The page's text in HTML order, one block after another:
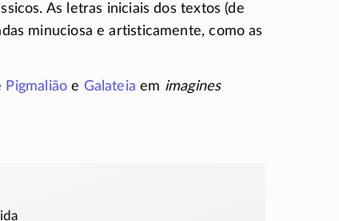
As letras iniciais dos textos (de
minuciosa e artisticamente, como as
Pigmalião e Galateia em imagines